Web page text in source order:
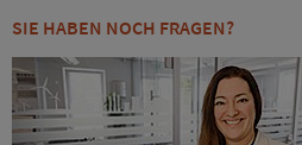
SIE HABEN NOCH FRAGEN?